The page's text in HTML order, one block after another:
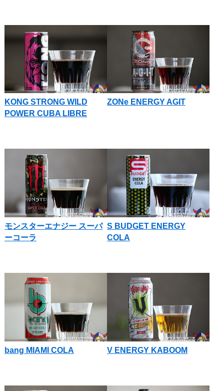
KONG STRONG WILD
POWER CUBA LIBRE
ZONe ENERGY AGIT
モンスターエナジー スーパ
ーコーラ
S BUDGET ENERGY
COLA
bang MIAMI COLA V ENERGY KABOOM